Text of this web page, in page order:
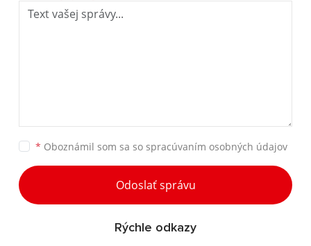
* Oboznámil som sa so spracúvaním osobných údajov
Odoslať správu
Rýchle odkazy